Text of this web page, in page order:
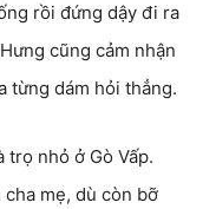
rồi đứng dậy đi ra
cũng cảm nhận
từng dám hỏi thẳng.
trọ nhỏ ở Gò Vấp.
mẹ, dù còn bỡ